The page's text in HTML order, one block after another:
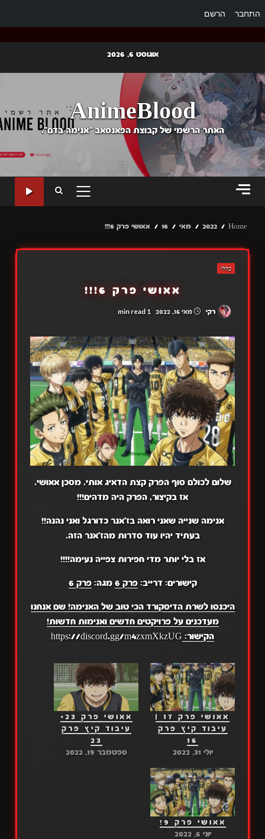
התחבר הרשם
content
אוגוסט 6, 2026
AnimeBlood
האתר הרשמי של קבוצת הפאנסאב "אנימה בדם".
PRIMARY
Home
2022 מאי 16 אאושי פרק 6!!!
כללי
אאושי פרק 6!!!
רקי מאי 16, 2022 1 min read
שלום לכולם סוף הפרק קצת הדאיג אותי. מסכן אאושי.
אז בקיצור, הפרק היה מדהים!!!
אנימה שנייה שאני רואה בז'אנר כדורגל ואני נהנה!!
בעתיד יהיו עוד סדרות מהז'אנר הזה.
אז בלי יותר מדי חפירות צפייה נעימה!!!!
קישורים: דרייב:פרק 6 מגה:פרק 6
היכנסו לשרת הדיסקורד הכי טוב של האנימה! שם אנחנו
מעדכנים על פרויקטים חדשים ואנימות חדשות!
הקישור: https://discord.gg/m4zxmXkzUG
אאושי פרק 17 |
עיבוד קיץ פרק
16
יולי 31, 2022
אאושי פרק 23+
עיבוד קיץ פרק
23
ספטמבר 19, 2022
אאושי פרק 9!
יוני 6, 2022